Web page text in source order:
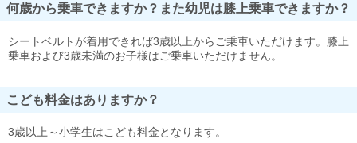
何歳から乗車できますか？また幼児は膝上乗車できますか？
シートベルトが着用できれば3歳以上からご乗車いただけます。膝上
乗車および3歳未満のお子様はご乗車いただけません。
こども料金はありますか？
3歳以上～小学生はこども料金となります。